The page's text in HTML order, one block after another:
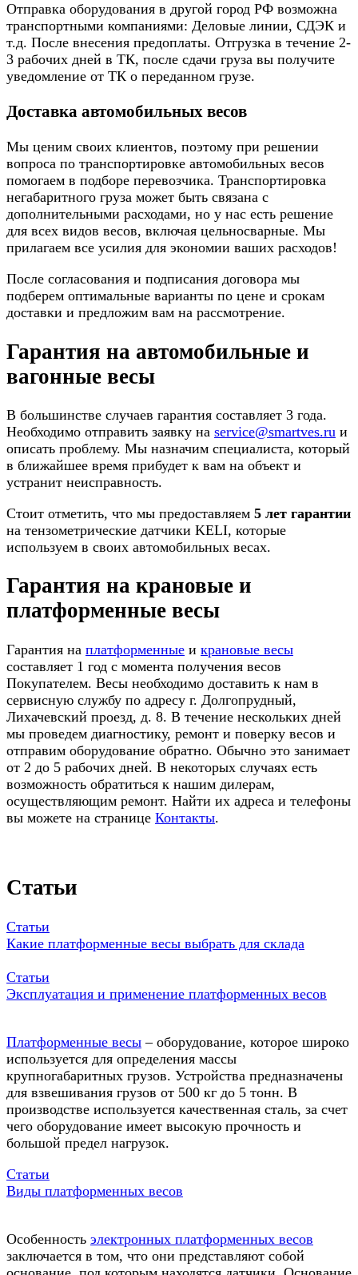
Отправка оборудования в другой город РФ возможна
транспортными компаниями: Деловые линии, СДЭК и
т.д. После внесения предоплаты. Отгрузка в течение 2-
3 рабочих дней в ТК, после сдачи груза вы получите
уведомление от ТК о переданном грузе.
Доставка автомобильных весов
Мы ценим своих клиентов, поэтому при решении
вопроса по транспортировке автомобильных весов
помогаем в подборе перевозчика. Транспортировка
негабаритного груза может быть связана с
дополнительными расходами, но у нас есть решение
для всех видов весов, включая цельносварные. Мы
прилагаем все усилия для экономии ваших расходов!
После согласования и подписания договора мы
подберем оптимальные варианты по цене и срокам
доставки и предложим вам на рассмотрение.
Гарантия на автомобильные и
вагонные весы
В большинстве случаев гарантия составляет 3 года.
Необходимо отправить заявку на service@smartves.ru и
описать проблему. Мы назначим специалиста, который
в ближайшее время прибудет к вам на объект и
устранит неисправность.
Стоит отметить, что мы предоставляем 5 лет гарантии
на тензометрические датчики KELI, которые
используем в своих автомобильных весах.
Гарантия на крановые и
платформенные весы
Гарантия на платформенные и крановые весы
составляет 1 год с момента получения весов
Покупателем. Весы необходимо доставить к нам в
сервисную службу по адресу г. Долгопрудный,
Лихачевский проезд, д. 8. В течение нескольких дней
мы проведем диагностику, ремонт и поверку весов и
отправим оборудование обратно. Обычно это занимает
от 2 до 5 рабочих дней. В некоторых случаях есть
возможность обратиться к нашим дилерам,
осуществляющим ремонт. Найти их адреса и телефоны
вы можете на странице Контакты.
Статьи
Статьи
Какие платформенные весы выбрать для склада
Статьи
Эксплуатация и применение платформенных весов
Платформенные весы – оборудование, которое широко
используется для определения массы
крупногабаритных грузов. Устройства предназначены
для взвешивания грузов от 500 кг до 5 тонн. В
производстве используется качественная сталь, за счет
чего оборудование имеет высокую прочность и
большой предел нагрузок.
Статьи
Виды платформенных весов
Особенность электронных платформенных весов
заключается в том, что они представляют собой